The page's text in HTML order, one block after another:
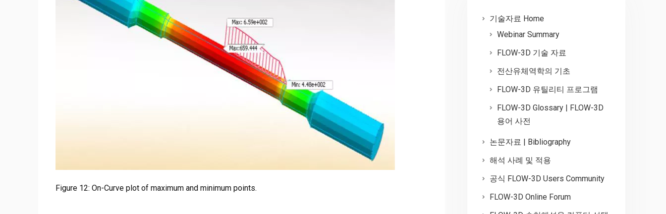
Figure 12: On-Curve plot of maximum and minimum points.
기술자료 Home
Webinar Summary
FLOW-3D 기술 자료
전산유체역학의 기초
FLOW-3D 유틸리티 프로그램
FLOW-3D Glossary | FLOW-3D
용어 사전
논문자료 | Bibliography
해석 사례 및 적용
공식 FLOW-3D Users Community
FLOW-3D Online Forum